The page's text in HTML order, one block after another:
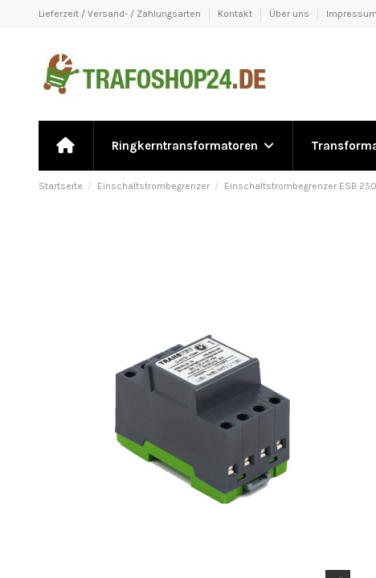
Lieferzeit / Versand- / Zahlungsarten Kontakt Über uns Impressum
Ringkerntransformatoren
Startseite Einschaltstrombegrenzer Einschaltstrombegrenzer ESB